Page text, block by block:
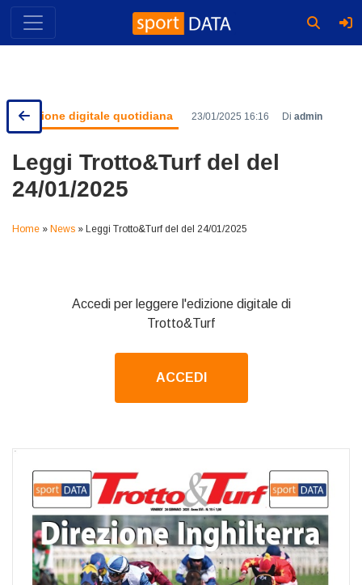
Skip
content
Edizione digitale quotidiana 23/01/2025 16:16 Di admin
Leggi Trotto&Turf del del
24/01/2025
Home » News » Leggi Trotto&Turf del del 24/01/2025
Accedi per leggere l'edizione digitale di
Trotto&Turf
ACCEDI